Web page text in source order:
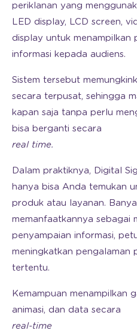
periklanan yang
LED display, LCD screen,
display untuk menampilkan
informasi kepada audiens.
Sistem tersebut
secara terpusat, sehingga
kapan saja tanpa perlu
bisa berganti secara
real time.
Dalam praktiknya, Digital
hanya bisa Anda temukan
produk atau layanan.
memanfaatkannya sebagai
penyampaian informasi,
meningkatkan pengalaman
tertentu.
Kemampuan menampilkan
animasi, dan data secara
real-time